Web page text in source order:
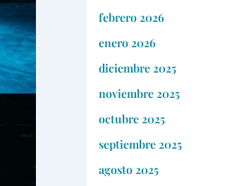
febrero 2026
enero 2026
diciembre 2025
noviembre 2025
octubre 2025
septiembre 2025
agosto 2025